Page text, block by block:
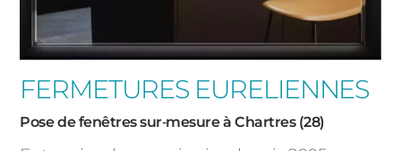
FERMETURES EURELIENNES
Pose de fenêtres sur‑mesure à Chartres (28)